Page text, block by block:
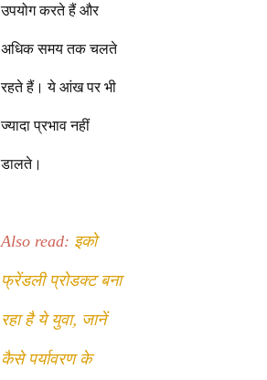
उपयोग करते हैं और
अधिक समय तक चलते
रहते हैं। ये आंख पर भी
ज्यादा प्रभाव नहीं
डालते।
Also read: इको
फ्रेंडली प्रोडक्ट बना
रहा है ये युवा, जानें
कैसे पर्यावरण के